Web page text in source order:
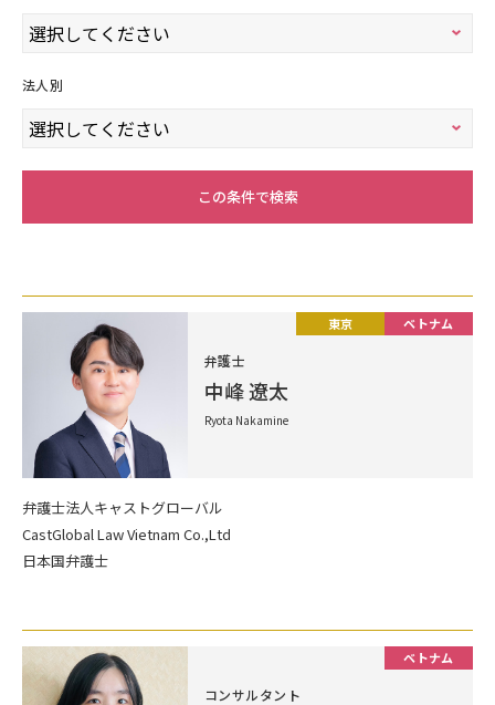
法人別
この条件で検索
弁護士
中峰 遼太
Ryota Nakamine
東京 ベトナム
弁護士法人キャストグローバル
CastGlobal Law Vietnam Co.,Ltd
日本国弁護士
コンサルタント
ベトナム